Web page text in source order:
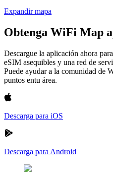
Expandir mapa
Obtenga WiFi Map
Descargue la aplicación ahora
eSIM asequibles y una red de
Puede ayudar a la comunidad de
puntos entu área.
Descarga para iOS
Descarga para Android